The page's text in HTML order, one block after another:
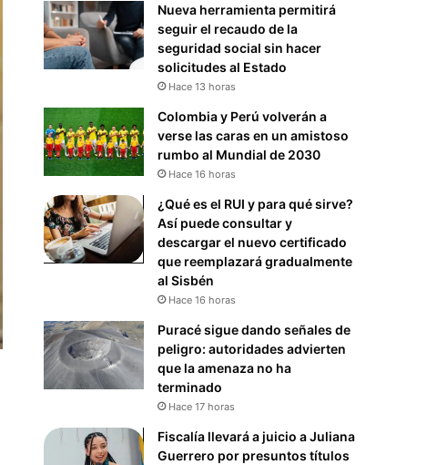
Nueva herramienta permitirá
seguir el recaudo de la
seguridad social sin hacer
solicitudes al Estado
Hace 13 horas
Colombia y Perú volverán a
verse las caras en un amistoso
rumbo al Mundial de 2030
Hace 16 horas
¿Qué es el RUI y para qué sirve?
Así puede consultar y
descargar el nuevo certificado
que reemplazará gradualmente
al Sisbén
Hace 16 horas
Puracé sigue dando señales de
peligro: autoridades advierten
que la amenaza no ha
terminado
Hace 17 horas
Fiscalía llevará a juicio a Juliana
Guerrero por presuntos títulos